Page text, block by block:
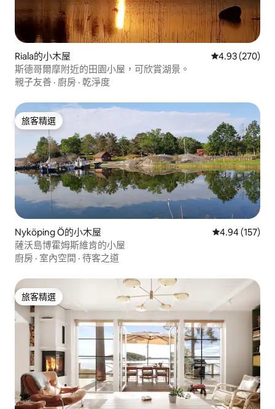
Riala的小木屋 從 270 則評價
4.93 (270)
斯德哥爾摩附近的田園小屋，可欣賞湖景。
親子友善 · 廚房 · 乾淨度
旅客精選
旅客精選
Nyköping Ö的小木屋 從 157 則評價
4.94 (157)
薩沃島博霍姆斯維肯的小屋
廚房 · 室內空間 · 待客之道
旅客精選
旅客精選